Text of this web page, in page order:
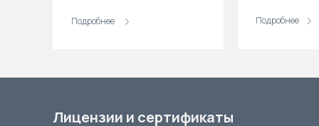
Подробнее Подробнее
Лицензии и сертификаты